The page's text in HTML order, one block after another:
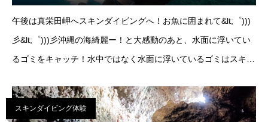
午後は真栄田岬へスキンダイビングへ！お魚に囲まれて&lt;゜)))
彡&lt;゜)))彡沖縄の海綺麗ー！と大感動のあと、水面に浮いてい
るゴミをキャッチ！水中ではなく水面に浮いているゴミはスキン
ように
雨のちくもり東
スキンダイビング体験